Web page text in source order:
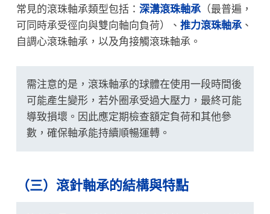
常見的滾珠軸承類型包括： 深溝滾珠軸承（最普遍，
可同時承受徑向與雙向軸向負荷）、 推力滾珠軸承、
自調心滾珠軸承，以及角接觸滾珠軸承。
需注意的是，滾珠軸承的球體在使用一段時間後
可能產生變形，若外圈承受過大壓力，最終可能
導致損壞。因此應定期檢查額定負荷和其他參
數，確保軸承能持續順暢運轉。
（三）滾針軸承的結構與特點